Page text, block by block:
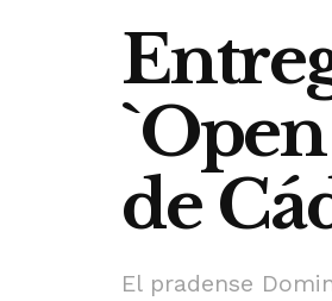
de
El pradense